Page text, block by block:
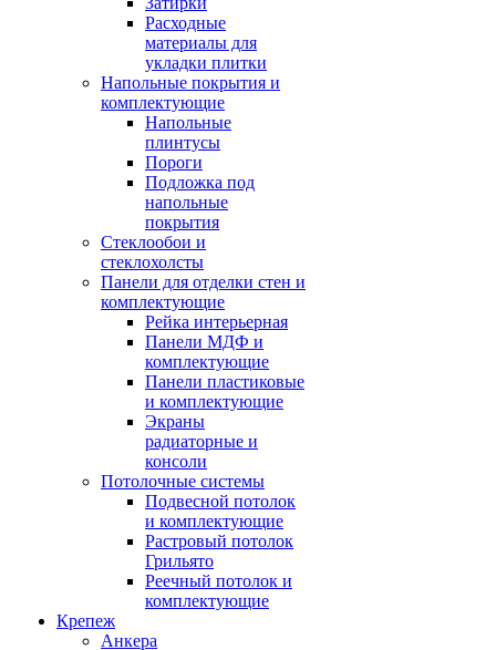
Расходные
материалы для
укладки плитки
Напольные покрытия и
комплектующие
Напольные
плинтусы
Пороги
Подложка под
напольные
покрытия
Стеклообои и
стеклохолсты
Панели для отделки стен и
комплектующие
Рейка интерьерная
Панели МДФ и
комплектующие
Панели пластиковые
и комплектующие
Экраны
радиаторные и
консоли
Потолочные системы
Подвесной потолок
и комплектующие
Растровый потолок
Грильято
Реечный потолок и
комплектующие
Крепеж
Анкера